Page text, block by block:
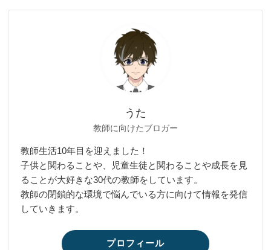
うた
教師に向けたブロガー
教師生活10年目を迎えました！
子供と関わることや、児童生徒と関わることや成長を見
ることが大好きな30代の教師をしています。
教師の閉鎖的な環境で悩んでいる方に向けて情報を発信
していきます。
プロフィール